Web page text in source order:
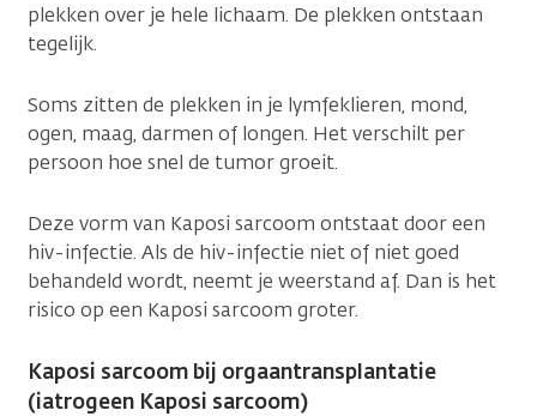
plekken over je hele lichaam. De plekken ontstaan
tegelijk.
Soms zitten de plekken in je lymfeklieren, mond,
ogen, maag, darmen of longen. Het verschilt per
persoon hoe snel de tumor groeit.
Deze vorm van Kaposi sarcoom ontstaat door een
hiv-infectie. Als de hiv-infectie niet of niet goed
behandeld wordt, neemt je weerstand af. Dan is het
risico op een Kaposi sarcoom groter.
Kaposi sarcoom bij orgaantransplantatie
(iatrogeen Kaposi sarcoom)